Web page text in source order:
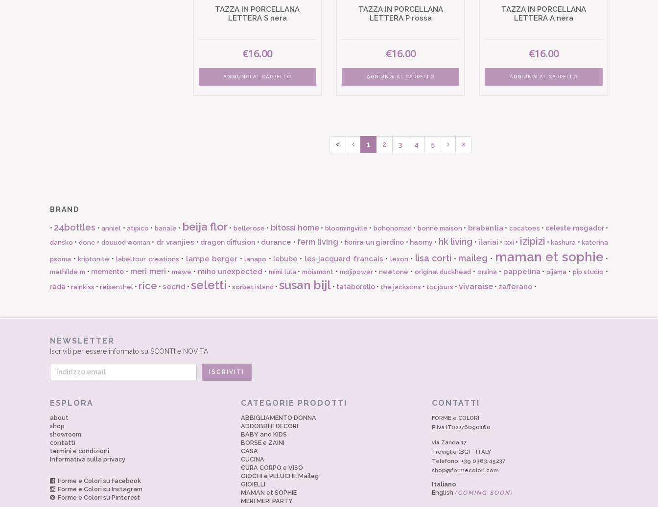
TAZZA IN PORCELLANA
LETTERA S nera
€16.00
AGGIUNGI AL CARRELLO
TAZZA IN PORCELLANA
LETTERA P rossa
€16.00
AGGIUNGI AL CARRELLO
TAZZA IN PORCELLANA
LETTERA A nera
€16.00
AGGIUNGI AL CARRELLO
1 2 3 4 5
BRAND
• 24bottles •anniel •atipico • banale • beija flor • bellerose • bitossi home • bloomingville • bohonomad • bonne maison • brabantia• cacatoes • celeste mogador•
dansko • done • douuod woman • dr vranjies • dragon diffusion • durance • ferm living •fiorira un giardino • haomy • hk living • ilariai • ixxi • izipizi •kashura •katerina
psoma •kriptonite •labeltour creations • lampe berger •lanapo • lebube • les jacquard francais • lexon • lisa corti • maileg • maman et sophie •
mathilde m • memento • meri meri •mewe • miho unexpected • mimi lula •moismont • mojipower•newtone • original duckhead • orsina • pappelina•pijama • pip studio •
rada • rainkiss • reisenthel • rice • secrid • seletti • sorbet island • susan bijl • tataborello • the jacksons • toujours • vivaraise • zafferano •
NEWSLETTER
Iscriviti per essere informato su SCONTI e NOVITÀ
ESPLORA
about
shop
showroom
contatti
termini e condizioni
Informativa sulla privacy
Forme e Colori su Facebook
Forme e Colori su Instagram
Forme e Colori su Pinterest
CATEGORIE PRODOTTI
ABBIGLIAMENTO DONNA
ADDOBBI E DECORI
BABY and KIDS
BORSE e ZAINI
CASA
CUCINA
CURA CORPO e VISO
GIOCHI e PELUCHE Maileg
GIOIELLI
MAMAN et SOPHIE
MERI MERI PARTY
CONTATTI
FORME e COLORI
P.Iva IT02276090160
via Zanda 17
Treviglio (BG) - ITALY
Telefono: +39 0363.45237
shop@formecolori.com
Italiano
English (COMING SOON)